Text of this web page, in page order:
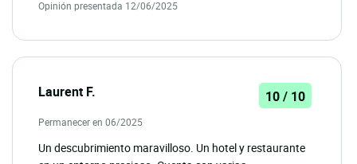
Opinión presentada 12/06/2025
Laurent F. 10 / 10
Permanecer en 06/2025
Un descubrimiento maravilloso. Un hotel y restaurante